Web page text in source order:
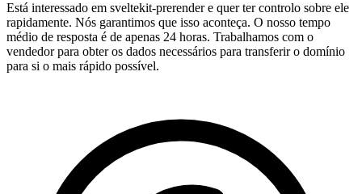
Está interessado em sveltekit-prerender e quer ter controlo sobre ele
rapidamente. Nós garantimos que isso aconteça. O nosso tempo
médio de resposta é de apenas 24 horas. Trabalhamos com o
vendedor para obter os dados necessários para transferir o domínio
para si o mais rápido possível.